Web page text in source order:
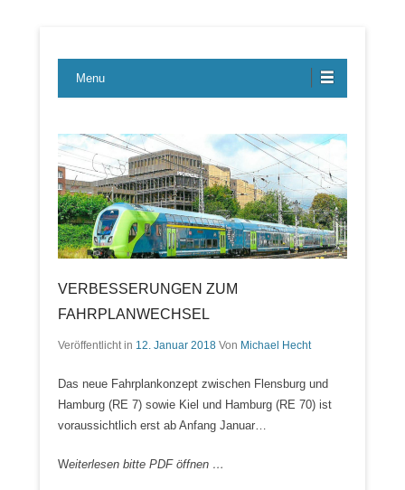
LBE-Express
Menu
VERBESSERUNGEN ZUM
FAHRPLANWECHSEL
Veröffentlicht in 12. Januar 2018 Von Michael Hecht
Das neue Fahrplankonzept zwischen Flensburg und
Hamburg (RE 7) sowie Kiel und Hamburg (RE 70) ist
voraussichtlich erst ab Anfang Januar…
Weiterlesen bitte PDF öffnen …